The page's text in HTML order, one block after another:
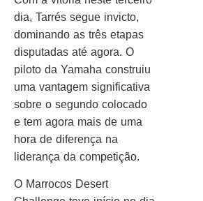
dia, Tarrés segue invicto,
dominando as três etapas
disputadas até agora. O
piloto da Yamaha construiu
uma vantagem significativa
sobre o segundo colocado
e tem agora mais de uma
hora de diferença na
liderança da competição.
O Marrocos Desert